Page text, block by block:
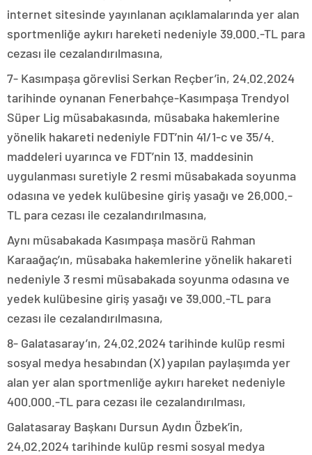
internet sitesinde yayınlanan açıklamalarında yer alan
sportmenliğe aykırı hareketi nedeniyle 39.000.-TL para
cezası ile cezalandırılmasına,
7- Kasımpaşa görevlisi Serkan Reçber’in, 24.02.2024
tarihinde oynanan Fenerbahçe-Kasımpaşa Trendyol
Süper Lig müsabakasında, müsabaka hakemlerine
yönelik hakareti nedeniyle FDT’nin 41/1-c ve 35/4.
maddeleri uyarınca ve FDT’nin 13. maddesinin
uygulanması suretiyle 2 resmi müsabakada soyunma
odasına ve yedek kulübesine giriş yasağı ve 26.000.-
TL para cezası ile cezalandırılmasına,
Aynı müsabakada Kasımpaşa masörü Rahman
Karaağaç’ın, müsabaka hakemlerine yönelik hakareti
nedeniyle 3 resmi müsabakada soyunma odasına ve
yedek kulübesine giriş yasağı ve 39.000.-TL para
cezası ile cezalandırılmasına,
8- Galatasaray’ın, 24.02.2024 tarihinde kulüp resmi
sosyal medya hesabından (X) yapılan paylaşımda yer
alan yer alan sportmenliğe aykırı hareket nedeniyle
400.000.-TL para cezası ile cezalandırılması,
Galatasaray Başkanı Dursun Aydın Özbek’in,
24.02.2024 tarihinde kulüp resmi sosyal medya